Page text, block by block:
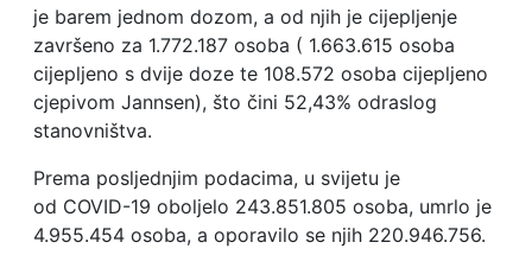
je barem jednom dozom, a od njih je cijepljenje
završeno za 1.772.187 osoba ( 1.663.615 osoba
cijepljeno s dvije doze te 108.572 osoba cijepljeno
cjepivom Jannsen), što čini 52,43% odraslog
stanovništva.
Prema posljednjim podacima, u svijetu je
od COVID-19 oboljelo 243.851.805 osoba, umrlo je
4.955.454 osoba, a oporavilo se njih 220.946.756.